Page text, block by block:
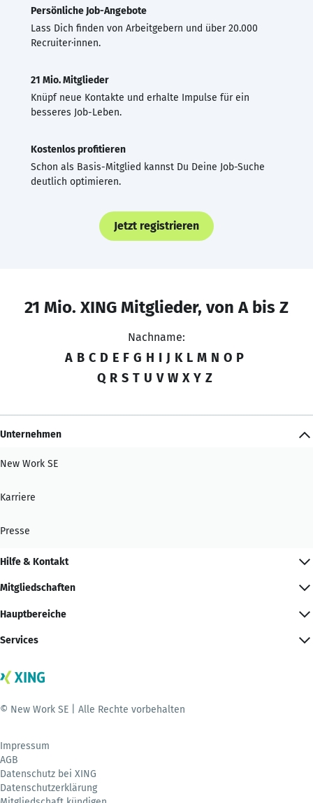
Persönliche Job-Angebote
Lass Dich finden von Arbeitgebern und über 20.000
Recruiter·innen.
21 Mio. Mitglieder
Knüpf neue Kontakte und erhalte Impulse für ein
besseres Job-Leben.
Kostenlos profitieren
Schon als Basis-Mitglied kannst Du Deine Job-Suche
deutlich optimieren.
Jetzt registrieren
21 Mio. XING Mitglieder, von A bis Z
Nachname:
A B C D E F G H I J K L M N O P
Q R S T U V W X Y Z
Unternehmen
New Work SE
Karriere
Presse
Hilfe & Kontakt
Mitgliedschaften
Hauptbereiche
Services
© New Work SE | Alle Rechte vorbehalten
Impressum
AGB
Datenschutz bei XING
Datenschutzerklärung